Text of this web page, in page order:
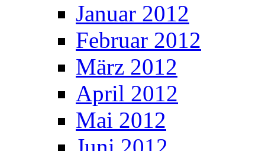
Januar 2012
Februar 2012
März 2012
April 2012
Mai 2012